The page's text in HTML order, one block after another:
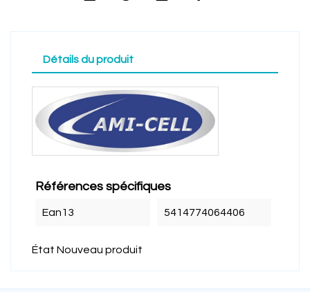
Détails du produit
Références spécifiques
Ean13 5414774064406
État Nouveau produit